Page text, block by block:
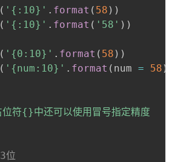
( '{:10}' . format ( 58 ) )
( '{:10}' . format ( '58' ) )
( '{0:10}' . format ( 58 ) )
( '{num:10}' . format ( num = 58 )
符{}中还可以使用冒号指定精度
位